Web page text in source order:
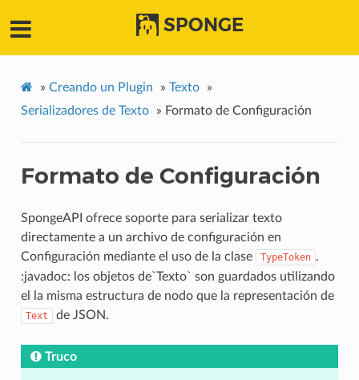
SPONGE
» Creando un Plugin » Texto
»
Serializadores de Texto
» Formato de Configuración
Formato de Configuración
SpongeAPI ofrece soporte para serializar texto
directamente a un archivo de configuración en
Configuración mediante el uso de la clase
TypeToken .
:javadoc: los objetos de`Texto` son guardados utilizando
el la misma estructura de nodo que la representación de
Text de JSON.
Truco